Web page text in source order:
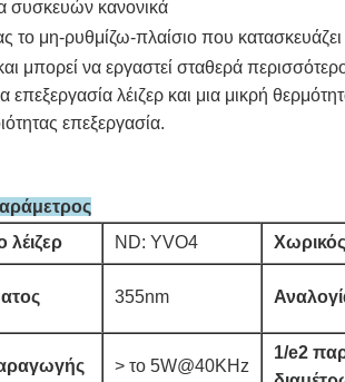
συσκευών κανονικά
το μη-ρυθμίζω-πλαίσιο που
μπορεί να εργαστεί σταθερά
επεξεργασία λέιζερ και μια μικρή
επεξεργασία.
λέιζερ
ND: YVO4
355nm
> το 5W@40KHz
1/e2